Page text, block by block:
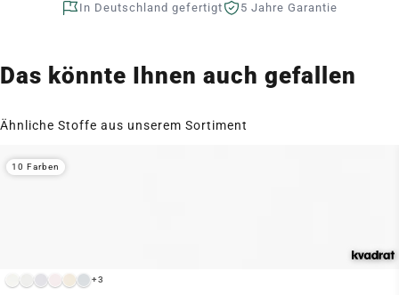
In Deutschland gefertigt
5 Jahre Garantie
Das könnte Ihnen auch gefallen
Ähnliche Stoffe aus unserem Sortiment
+3
10 Farben